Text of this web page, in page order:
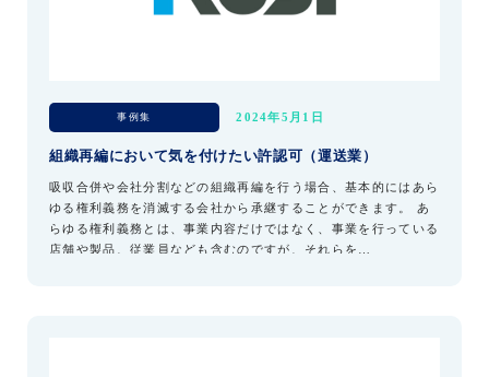
組織再編において気を付けたい許認可（運送業）
事例集 2024年5月1日
吸収合併や会社分割などの組織再編を行う場合、基本的にはあら
ゆる権利義務を消滅する会社から承継することができます。 あ
らゆる権利義務とは、事業内容だけではなく、事業を行っている
店舗や製品、従業員なども含むのですが、それらを…